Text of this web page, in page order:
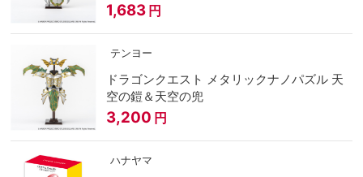
1,683 円
テンヨー
ドラゴンクエスト メタリックナノパズル 天
空の鎧＆天空の兜
3,200 円
ハナヤマ